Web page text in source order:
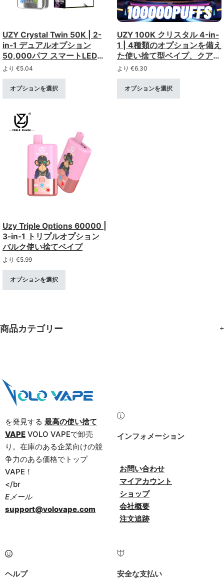
UZY Crystal Twin 50K | 2-
in-1 デュアルオプション
50,000パフ スマートLEDデ
ィスプレイ 40ml 超大容量
卸売り
より €5.04
オプションを選択
UZY 100K クリスタル 4-in-
1 | 4種類のオプションを備え
た使い捨て型ベイプ、クアッ
ドメッシュコイル、LEDスマ
ートディスプレイ
より €6.30
オプションを選択
Uzy Triple Options 60000 |
3-in-1 トリプルオプション
バルク使い捨てベイプ
より €5.99
オプションを選択
商品カテゴリー
を発見する 最高の使い捨て
VAPE VOLO VAPEで卸売
り。在庫のある企業向けの競
争力のある価格でトップ
VAPE！
</br
Eメール
support@volovape.com
インフォメーション
お問い合わせ
マイアカウント
ショップ
会社概要
注文追跡
ヘルプ 安全な支払い